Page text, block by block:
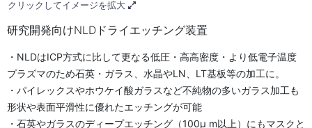
クリックしてイメージを拡大
研究開発向けNLDドライエッチング装置
・NLDはICP方式に比して更なる低圧・高高密度・より低電子温度
プラズマのため石英・ガラス、水晶やLN、LT基板等の加工に。
・パイレックスやホウケイ酸ガラスなど不純物の多いガラス加工も
形状や表面平滑性に優れたエッチングが可能
・石英やガラスのディープエッチング（100μ m以上）にもマスクと